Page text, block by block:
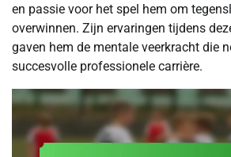
en passie voor het spel hem om
overwinnen. Zijn ervaringen tijdens
gaven hem de mentale veerkracht die
succesvolle professionele carrière.